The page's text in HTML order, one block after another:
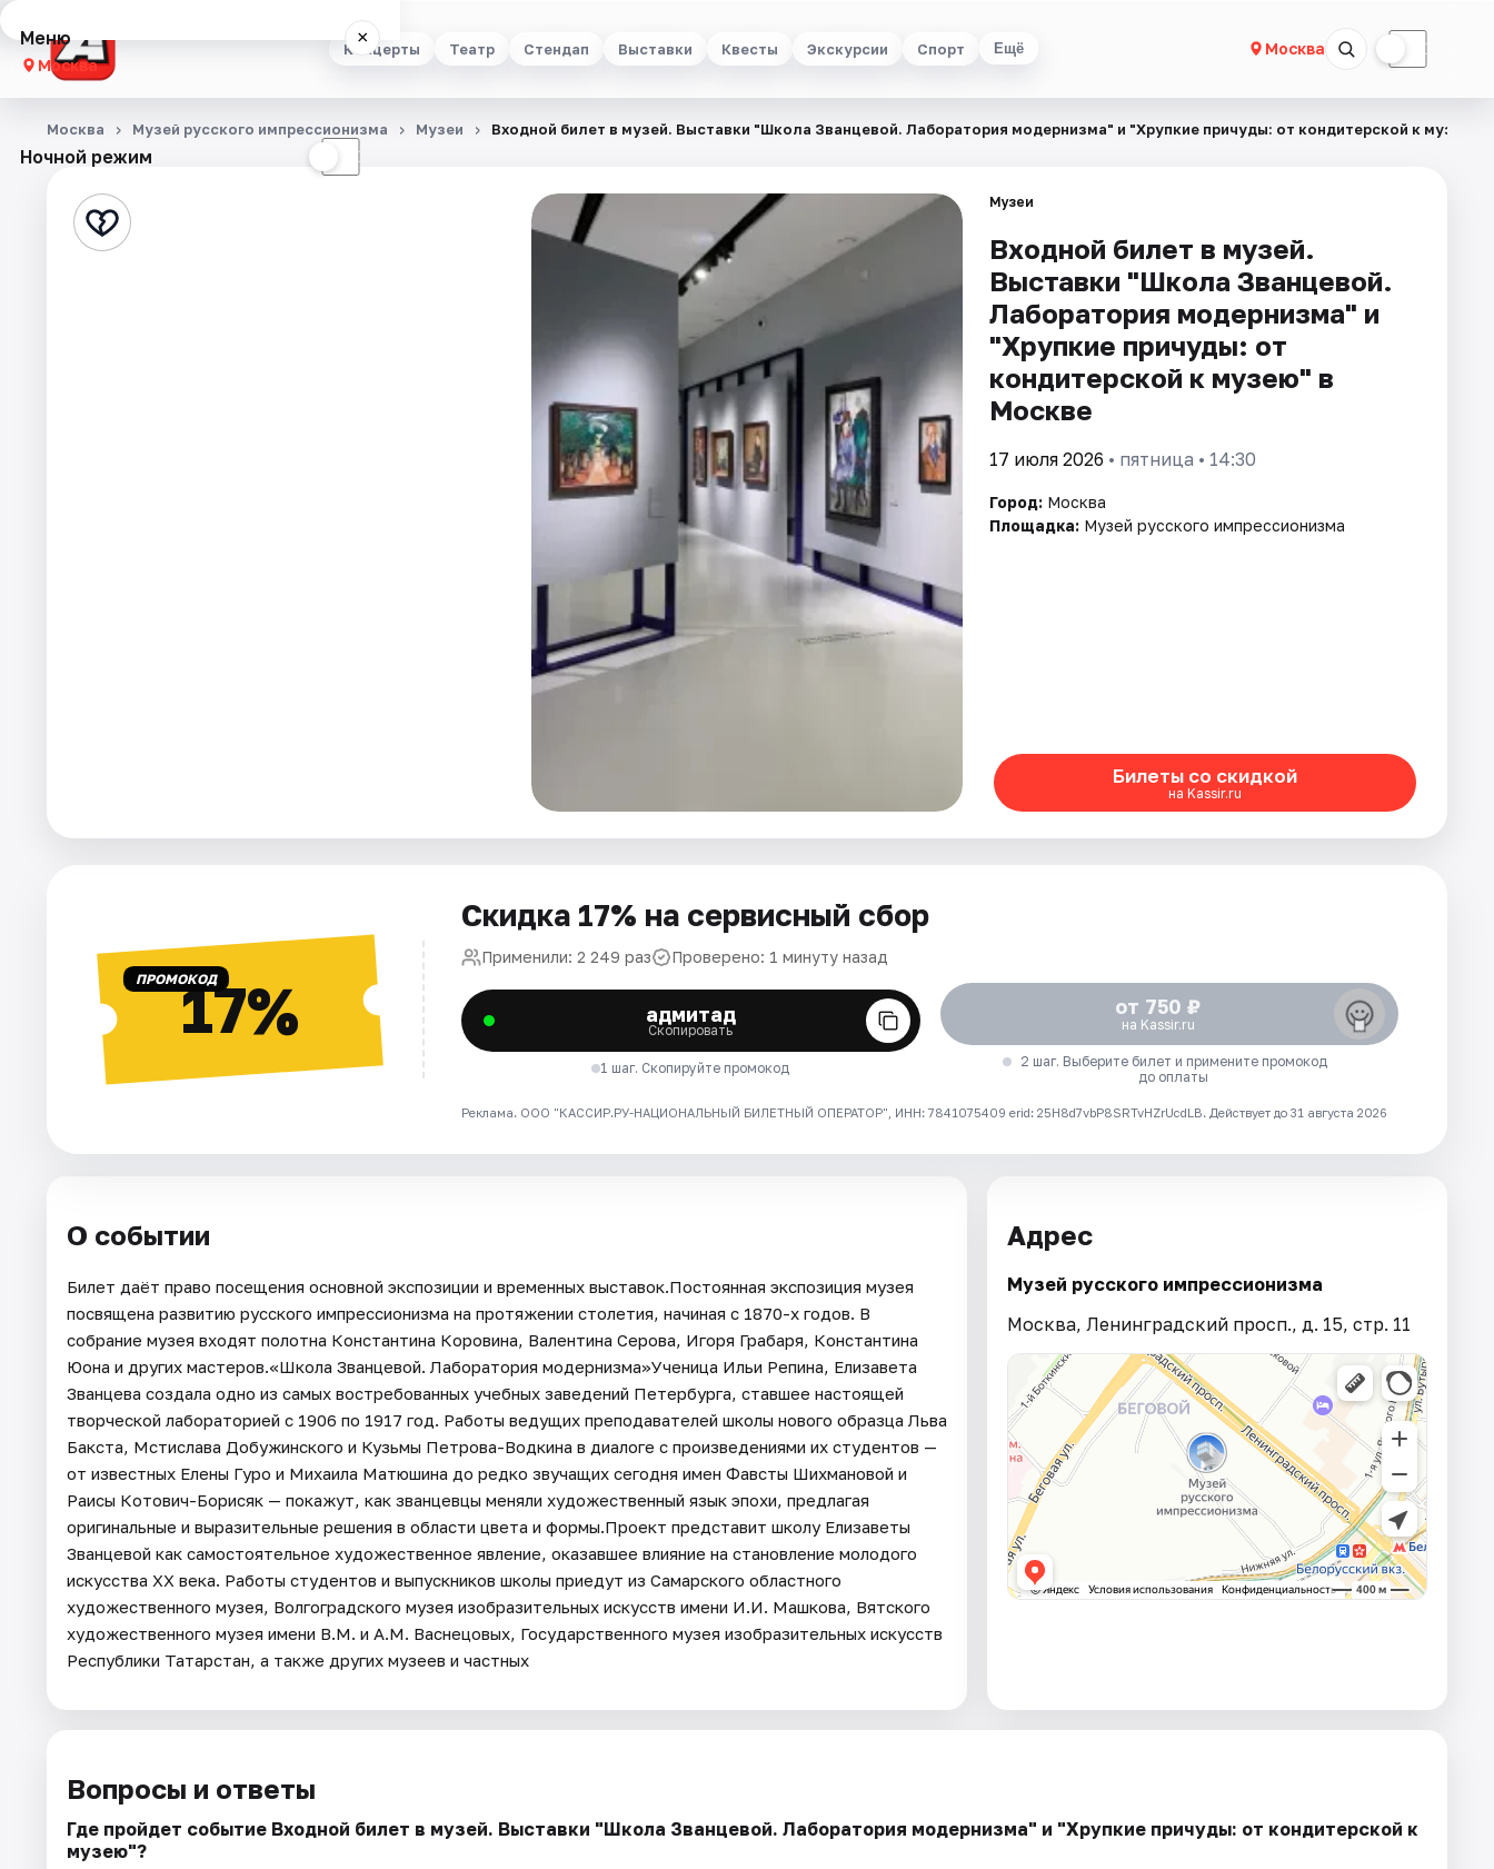
Концерты Театр Стендап Выставки Квесты Экскурсии Спорт Ещё Москва ☾
Меню ×
Москва
Концерты
Стендап
Ночной режим ☾
Москва Музей русского импрессионизма Музеи Входной билет в музей. Выставки "Школа Званцевой. Лаборатория модернизма" и "Хрупкие причуды: от кондитерской к музею"
Музеи
Входной билет в музей.
Выставки "Школа Званцевой.
Лаборатория модернизма" и
"Хрупкие причуды: от
кондитерской к музею" в
Москве
17 июля 2026 • пятница • 14:30
Город: Москва
Площадка: Музей русского импрессионизма
Билеты со скидкой
на Kassir.ru
ПРОМОКОД17%
Скидка 17% на сервисный сбор
Применили: 2 249 раз Проверено: 1 минуту назад
адмитад
Скопировать
1 шаг. Скопируйте промокод
от 750 ₽
на Kassir.ru
2 шаг. Выберите билет и примените промокод
до оплаты
Реклама. ООО "КАССИР.РУ-НАЦИОНАЛЬНЫЙ БИЛЕТНЫЙ ОПЕРАТОР", ИНН: 7841075409 erid: 25H8d7vbP8SRTvHZrUcdLB. Действует до 31 августа 2026
О событии
Билет даёт право посещения основной экспозиции и временных выставок.Постоянная экспозиция музея
посвящена развитию русского импрессионизма на протяжении столетия, начиная с 1870-х годов. В
собрание музея входят полотна Константина Коровина, Валентина Серова, Игоря Грабаря, Константина
Юона и других мастеров.«Школа Званцевой. Лаборатория модернизма»Ученица Ильи Репина, Елизавета
Званцева создала одно из самых востребованных учебных заведений Петербурга, ставшее настоящей
творческой лабораторией с 1906 по 1917 год. Работы ведущих преподавателей школы нового образца Льва
Бакста, Мстислава Добужинского и Кузьмы Петрова-Водкина в диалоге с произведениями их студентов —
от известных Елены Гуро и Михаила Матюшина до редко звучащих сегодня имен Фавсты Шихмановой и
Раисы Котович-Борисяк — покажут, как званцевцы меняли художественный язык эпохи, предлагая
оригинальные и выразительные решения в области цвета и формы.Проект представит школу Елизаветы
Званцевой как самостоятельное художественное явление, оказавшее влияние на становление молодого
искусства XX века. Работы студентов и выпускников школы приедут из Самарского областного
художественного музея, Волгоградского музея изобразительных искусств имени И.И. Машкова, Вятского
художественного музея имени В.М. и А.М. Васнецовых, Государственного музея изобразительных искусств
Республики Татарстан, а также других музеев и частных
Адрес
Музей русского импрессионизма
Москва, Ленинградский просп., д. 15, стр. 11
Вопросы и ответы
Где пройдет событие Входной билет в музей. Выставки "Школа Званцевой. Лаборатория модернизма" и "Хрупкие причуды: от кондитерской к
музею"?